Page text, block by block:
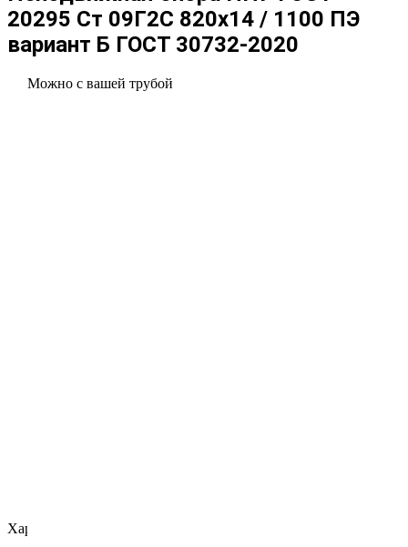
20295 Ст 09Г2С 820x14 / 1100 ПЭ
вариант Б ГОСТ 30732-2020
Можно с вашей трубой
Характеристики